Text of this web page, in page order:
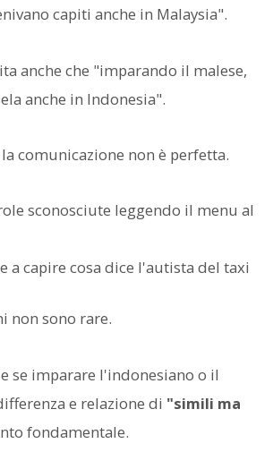
capiti anche in Malaysia".
anche che "imparando il malese,
anche in Indonesia".
comunicazione non è perfetta.
sconosciute leggendo il menu al
a capire cosa dice l'autista del taxi
non sono rare.
se imparare l'indonesiano o il
e relazione di "simili ma
fondamentale.